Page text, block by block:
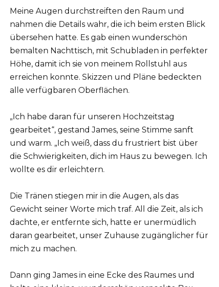
Meine Augen durchstreiften den Raum und
nahmen die Details wahr, die ich beim ersten Blick
übersehen hatte. Es gab einen wunderschön
bemalten Nachttisch, mit Schubladen in perfekter
Höhe, damit ich sie von meinem Rollstuhl aus
erreichen konnte. Skizzen und Pläne bedeckten
alle verfügbaren Oberflächen.
„Ich habe daran für unseren Hochzeitstag
gearbeitet“, gestand James, seine Stimme sanft
und warm. „Ich weiß, dass du frustriert bist über
die Schwierigkeiten, dich im Haus zu bewegen. Ich
wollte es dir erleichtern.
Die Tränen stiegen mir in die Augen, als das
Gewicht seiner Worte mich traf. All die Zeit, als ich
dachte, er entfernte sich, hatte er unermüdlich
daran gearbeitet, unser Zuhause zugänglicher für
mich zu machen.
Dann ging James in eine Ecke des Raumes und